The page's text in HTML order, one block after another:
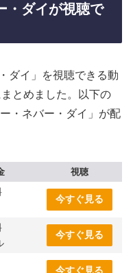
・ダイが視聴で
ダイ」を視聴できる動
とめました。以下の
・ネバー・ダイ」が配
視聴
今すぐ見る
今すぐ見る
今すぐ見る